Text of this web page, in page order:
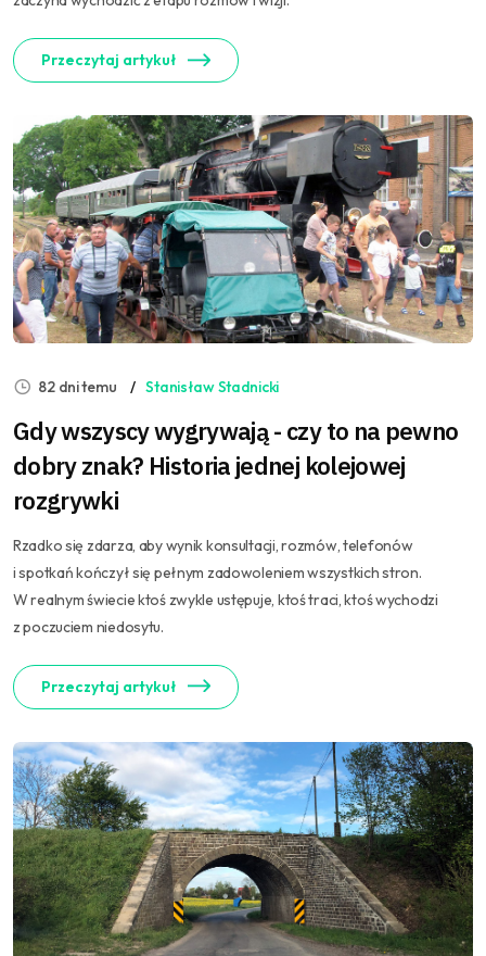
Przeczytaj artykuł
82 dni temu Stanisław Stadnicki
Gdy wszyscy wygrywają - czy to na pewno
dobry znak? Historia jednej kolejowej
rozgrywki
Rzadko się zdarza, aby wynik konsultacji, rozmów, telefonów
i spotkań kończył się pełnym zadowoleniem wszystkich stron.
W realnym świecie ktoś zwykle ustępuje, ktoś traci, ktoś wychodzi
z poczuciem niedosytu.
Przeczytaj artykuł